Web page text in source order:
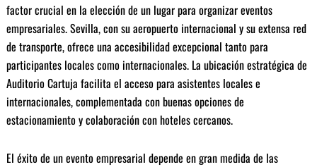
factor crucial en la elección de un lugar para organizar eventos
empresariales. Sevilla, con su aeropuerto internacional y su extensa red
de transporte, ofrece una accesibilidad excepcional tanto para
participantes locales como internacionales. La ubicación estratégica de
Auditorio Cartuja facilita el acceso para asistentes locales e
internacionales, complementada con buenas opciones de
estacionamiento y colaboración con hoteles cercanos.
El éxito de un evento empresarial depende en gran medida de las